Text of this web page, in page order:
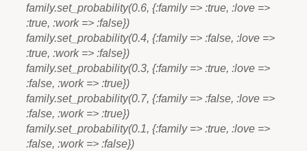
family.set_probability(0.6, {:family => :true, :love =>
:true, :work => :false})
family.set_probability(0.4, {:family => :false, :love =>
:true, :work => :false})
family.set_probability(0.3, {:family => :true, :love =>
:false, :work => :true})
family.set_probability(0.7, {:family => :false, :love =>
:false, :work => :true})
family.set_probability(0.1, {:family => :true, :love =>
:false, :work => :false})